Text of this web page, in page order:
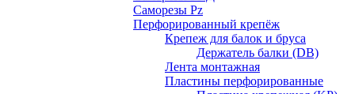
Саморезы Pz
Перфорированный крепёж
Крепеж для балок и бруса
Держатель балки (DB)
Лента монтажнaя
Пластины перфорированные